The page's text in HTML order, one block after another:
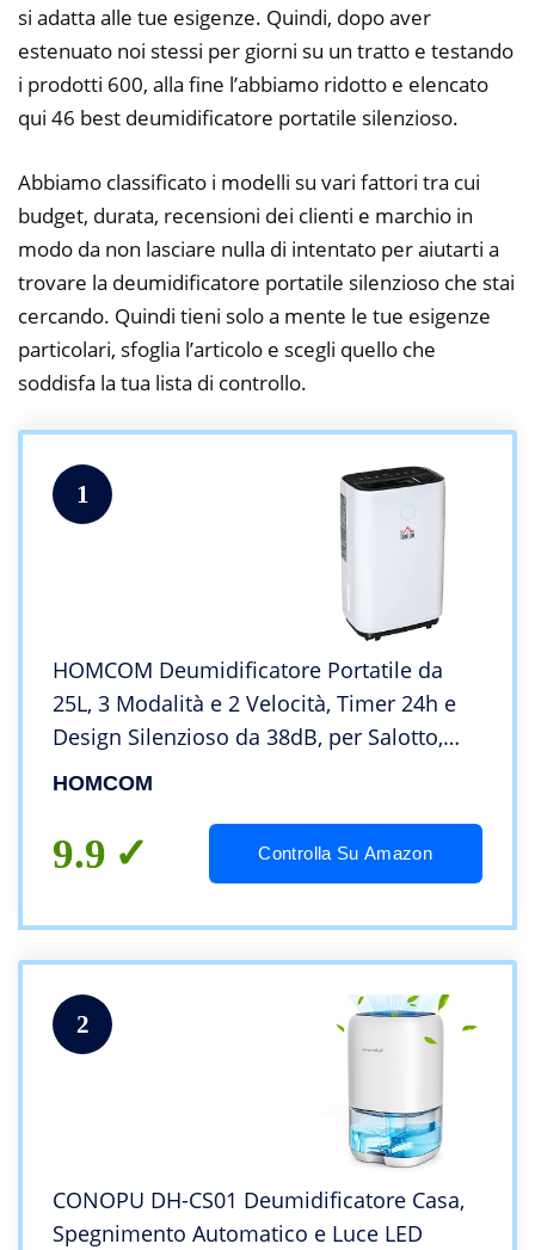
si adatta alle tue esigenze. Quindi, dopo aver
estenuato noi stessi per giorni su un tratto e testando
i prodotti 600, alla fine l’abbiamo ridotto e elencato
qui 46 best deumidificatore portatile silenzioso.
Abbiamo classificato i modelli su vari fattori tra cui
budget, durata, recensioni dei clienti e marchio in
modo da non lasciare nulla di intentato per aiutarti a
trovare la deumidificatore portatile silenzioso che stai
cercando. Quindi tieni solo a mente le tue esigenze
particolari, sfoglia l’articolo e scegli quello che
soddisfa la tua lista di controllo.
1
HOMCOM Deumidificatore Portatile da
25L, 3 Modalità e 2 Velocità, Timer 24h e
Design Silenzioso da 38dB, per Salotto,
Camera e Cucina, Bianco
HOMCOM
9.9 Controlla Su Amazon
2
CONOPU ‎DH-CS01 Deumidificatore Casa,
Spegnimento Automatico e Luce LED